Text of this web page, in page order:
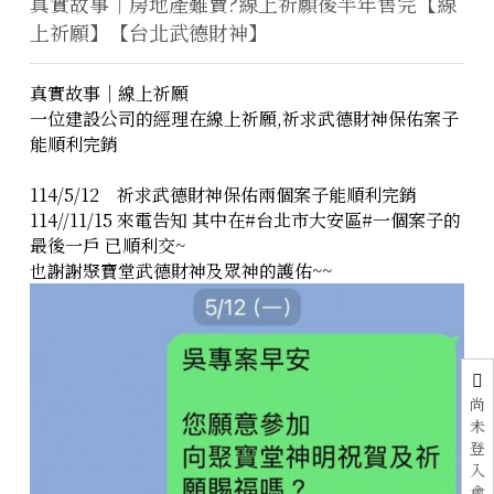
尚
未
登
入
上祈願】【台北武德財神】
真實故事｜線上祈願
一位建設公司的經理在線上祈願,祈求武德財神保佑案子
能順利完銷
114/5/12 祈求武德財神保佑兩個案子能順利完銷
114//11/15 來電告知 其中在#台北市大安區#一個案子的
最後一戶 已順利交~
也謝謝聚寶堂武德財神及眾神的護佑~~